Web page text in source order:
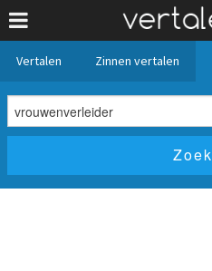
Vertalen Zinnen vertalen